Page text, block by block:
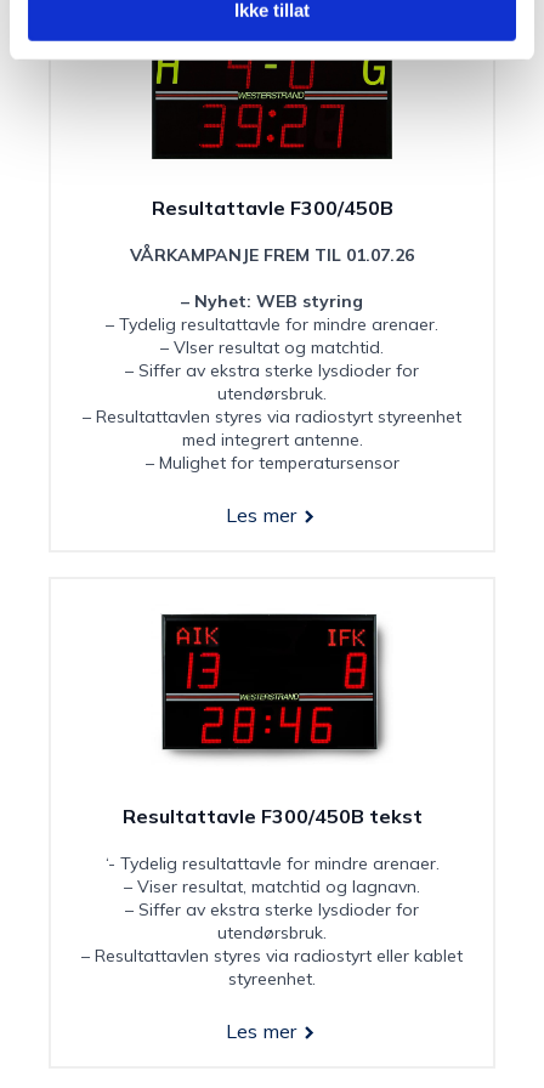
Ikke tillat
Resultattavle F300/450B
VÅRKAMPANJE FREM TIL 01.07.26
– Nyhet: WEB styring
– Tydelig resultattavle for mindre arenaer.
– VIser resultat og matchtid.
– Siffer av ekstra sterke lysdioder for
utendørsbruk.
– Resultattavlen styres via radiostyrt styreenhet
med integrert antenne.
– Mulighet for temperatursensor
Les mer
Resultattavle F300/450B tekst
‘- Tydelig resultattavle for mindre arenaer.
– Viser resultat, matchtid og lagnavn.
– Siffer av ekstra sterke lysdioder for
utendørsbruk.
– Resultattavlen styres via radiostyrt eller kablet
styreenhet.
Les mer